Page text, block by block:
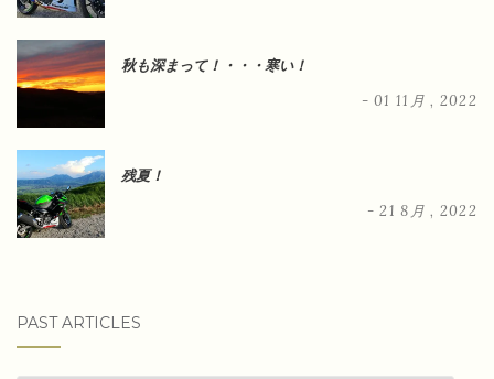
秋も深まって！・・・寒い！
- 01 11月 , 2022
残夏！
- 21 8月 , 2022
PAST ARTICLES